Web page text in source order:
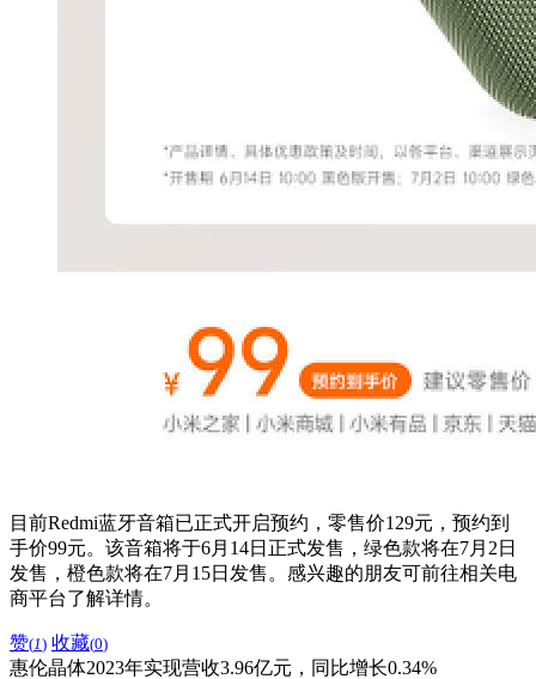
目前Redmi蓝牙音箱已正式开启预约，零售价129元，预约到
手价99元。该音箱将于6月14日正式发售，绿色款将在7月2日
发售，橙色款将在7月15日发售。感兴趣的朋友可前往相关电
商平台了解详情。
赞(1) 收藏(0)
惠伦晶体2023年实现营收3.96亿元，同比增长0.34%